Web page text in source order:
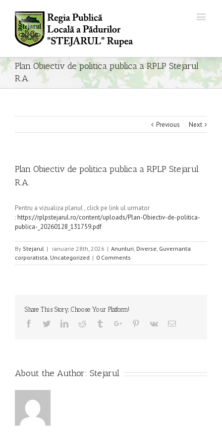
Plan Obiectiv de politica publica a RPLP Stejarul
R.A.
Previous Next
Plan Obiectiv de politica publica a RPLP Stejarul
R.A.
Pentru a vizualiza planul , click pe link ul urmator
:https://rplpstejarul.ro/content/uploads/Plan-Obiectiv-de-politica-
publica-_20260128_131759.pdf
By Stejarul | ianuarie 28th, 2026 | Anunturi, Diverse, Guvernanta
corporatista, Uncategorized | 0 Comments
Share This Story, Choose Your Platform!
Facebook
TwitterLinkedinReddit TumblrGoogle+Pinterest
Vk Email
About the Author: Stejarul